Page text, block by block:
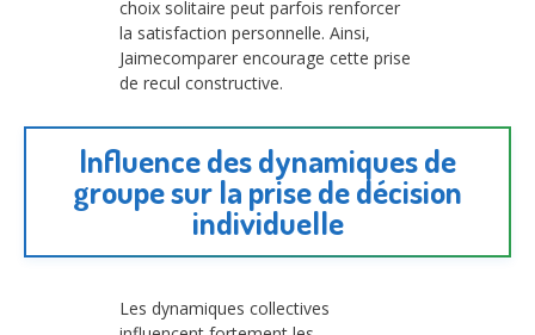
choix solitaire peut parfois renforcer
la satisfaction personnelle. Ainsi,
Jaimecomparer encourage cette prise
de recul constructive.
Influence des dynamiques de
groupe sur la prise de décision
individuelle
Les dynamiques collectives